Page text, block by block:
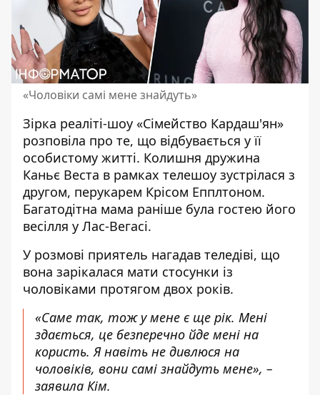
«Чоловіки самі мене знайдуть»
Зірка реаліті-шоу «Сімейство Кардаш'ян»
розповіла про те, що відбувається у її
особистому житті. Колишня дружина
Каньє Веста в рамках телешоу зустрілася з
другом, перукарем Крісом Епплтоном.
Багатодітна мама раніше була гостею його
весілля у Лас-Вегасі.
У розмові приятель нагадав теледіві, що
вона зарікалася мати стосунки із
чоловіками протягом двох років.
«Саме так, тож у мене є ще рік. Мені
здається, це безперечно йде мені на
користь. Я навіть не дивлюся на
чоловіків, вони самі знайдуть мене», –
заявила Кім.